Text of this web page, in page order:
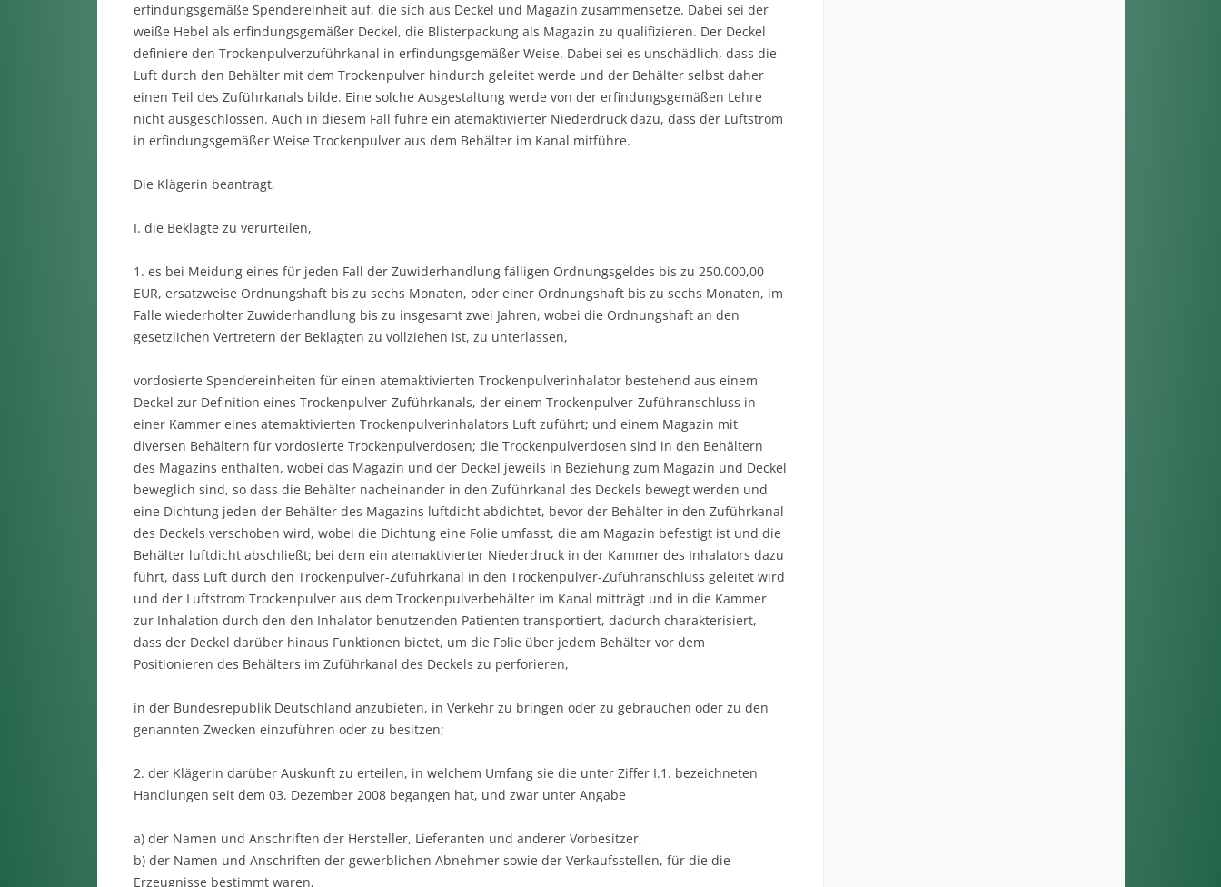
erfindungsgemäße Spendereinheit auf, die sich aus Deckel und Magazin zusammensetze. Dabei sei der
weiße Hebel als erfindungsgemäßer Deckel, die Blisterpackung als Magazin zu qualifizieren. Der Deckel
definiere den Trockenpulverzuführkanal in erfindungsgemäßer Weise. Dabei sei es unschädlich, dass die
Luft durch den Behälter mit dem Trockenpulver hindurch geleitet werde und der Behälter selbst daher
einen Teil des Zuführkanals bilde. Eine solche Ausgestaltung werde von der erfindungsgemäßen Lehre
nicht ausgeschlossen. Auch in diesem Fall führe ein atemaktivierter Niederdruck dazu, dass der Luftstrom
in erfindungsgemäßer Weise Trockenpulver aus dem Behälter im Kanal mitführe.
Die Klägerin beantragt,
I. die Beklagte zu verurteilen,
1. es bei Meidung eines für jeden Fall der Zuwiderhandlung fälligen Ordnungsgeldes bis zu 250.000,00
EUR, ersatzweise Ordnungshaft bis zu sechs Monaten, oder einer Ordnungshaft bis zu sechs Monaten, im
Falle wiederholter Zuwiderhandlung bis zu insgesamt zwei Jahren, wobei die Ordnungshaft an den
gesetzlichen Vertretern der Beklagten zu vollziehen ist, zu unterlassen,
vordosierte Spendereinheiten für einen atemaktivierten Trockenpulverinhalator bestehend aus einem
Deckel zur Definition eines Trockenpulver-Zuführkanals, der einem Trockenpulver-Zuführanschluss in
einer Kammer eines atemaktivierten Trockenpulverinhalators Luft zuführt; und einem Magazin mit
diversen Behältern für vordosierte Trockenpulverdosen; die Trockenpulverdosen sind in den Behältern
des Magazins enthalten, wobei das Magazin und der Deckel jeweils in Beziehung zum Magazin und Deckel
beweglich sind, so dass die Behälter nacheinander in den Zuführkanal des Deckels bewegt werden und
eine Dichtung jeden der Behälter des Magazins luftdicht abdichtet, bevor der Behälter in den Zuführkanal
des Deckels verschoben wird, wobei die Dichtung eine Folie umfasst, die am Magazin befestigt ist und die
Behälter luftdicht abschließt; bei dem ein atemaktivierter Niederdruck in der Kammer des Inhalators dazu
führt, dass Luft durch den Trockenpulver-Zuführkanal in den Trockenpulver-Zuführanschluss geleitet wird
und der Luftstrom Trockenpulver aus dem Trockenpulverbehälter im Kanal mitträgt und in die Kammer
zur Inhalation durch den den Inhalator benutzenden Patienten transportiert, dadurch charakterisiert,
dass der Deckel darüber hinaus Funktionen bietet, um die Folie über jedem Behälter vor dem
Positionieren des Behälters im Zuführkanal des Deckels zu perforieren,
in der Bundesrepublik Deutschland anzubieten, in Verkehr zu bringen oder zu gebrauchen oder zu den
genannten Zwecken einzuführen oder zu besitzen;
2. der Klägerin darüber Auskunft zu erteilen, in welchem Umfang sie die unter Ziffer I.1. bezeichneten
Handlungen seit dem 03. Dezember 2008 begangen hat, und zwar unter Angabe
a) der Namen und Anschriften der Hersteller, Lieferanten und anderer Vorbesitzer,
b) der Namen und Anschriften der gewerblichen Abnehmer sowie der Verkaufsstellen, für die die
Erzeugnisse bestimmt waren,